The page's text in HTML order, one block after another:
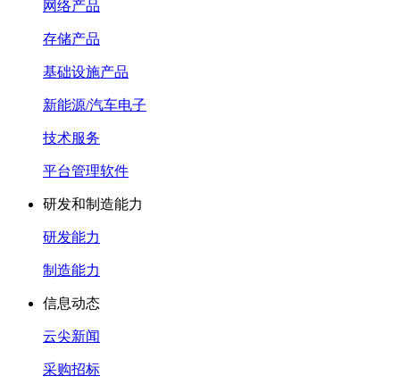
网络产品
存储产品
基础设施产品
新能源/汽车电子
技术服务
平台管理软件
研发和制造能力
研发能力
制造能力
信息动态
云尖新闻
采购招标